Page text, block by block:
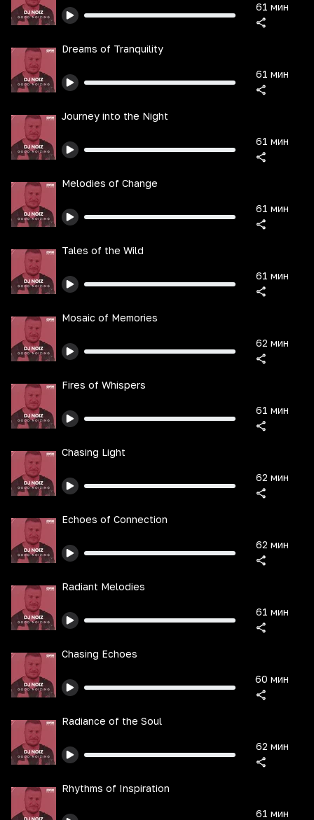
61 мин
Dreams of Tranquility
61 мин
Journey into the Night
61 мин
Melodies of Change
61 мин
Tales of the Wild
61 мин
Mosaic of Memories
62 мин
Fires of Whispers
61 мин
Chasing Light
62 мин
Echoes of Connection
62 мин
Radiant Melodies
61 мин
Chasing Echoes
60 мин
Radiance of the Soul
62 мин
Rhythms of Inspiration
61 мин